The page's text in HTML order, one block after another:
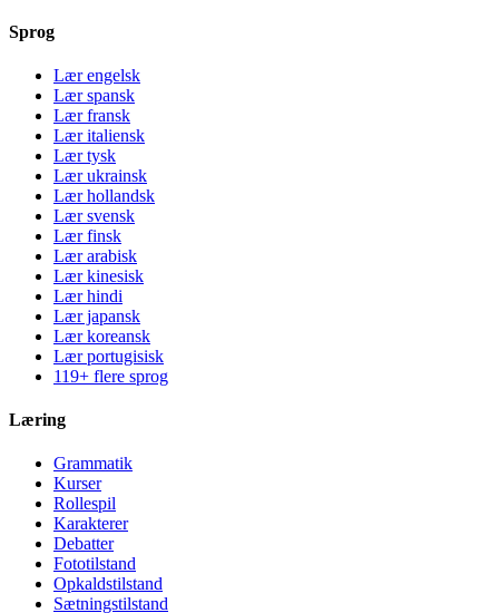
Sprog
Lær engelsk
Lær spansk
Lær fransk
Lær italiensk
Lær tysk
Lær ukrainsk
Lær hollandsk
Lær svensk
Lær finsk
Lær arabisk
Lær kinesisk
Lær hindi
Lær japansk
Lær koreansk
Lær portugisisk
119+ flere sprog
Læring
Grammatik
Kurser
Rollespil
Karakterer
Debatter
Fototilstand
Opkaldstilstand
Sætningstilstand